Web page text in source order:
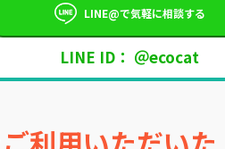
LINE@で気軽に相談する
LINE ID： ＠ecocat